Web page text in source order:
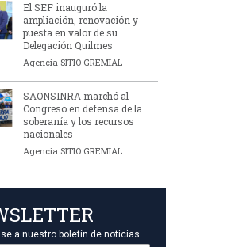
El SEF inauguró la
ampliación, renovación y
puesta en valor de su
Delegación Quilmes
Agencia SITIO GREMIAL
SAONSINRA marchó al
Congreso en defensa de la
soberanía y los recursos
nacionales
Agencia SITIO GREMIAL
a nuestro boletín de noticias